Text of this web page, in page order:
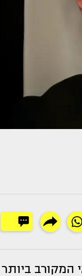
המקורב ביותר